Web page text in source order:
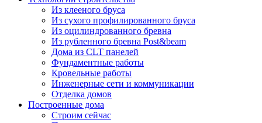
Из клееного бруса
Из сухого профилированного бруса
Из оцилиндрованного бревна
Из рубленного бревна Post&beam
Дома из CLT панелей
Фундаментные работы
Кровельные работы
Инженерные сети и коммуникации
Отделка домов
Построенные дома
Строим сейчас